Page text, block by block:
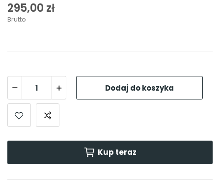
295,00 zł
Brutto
Dodaj do koszyka
Kup teraz